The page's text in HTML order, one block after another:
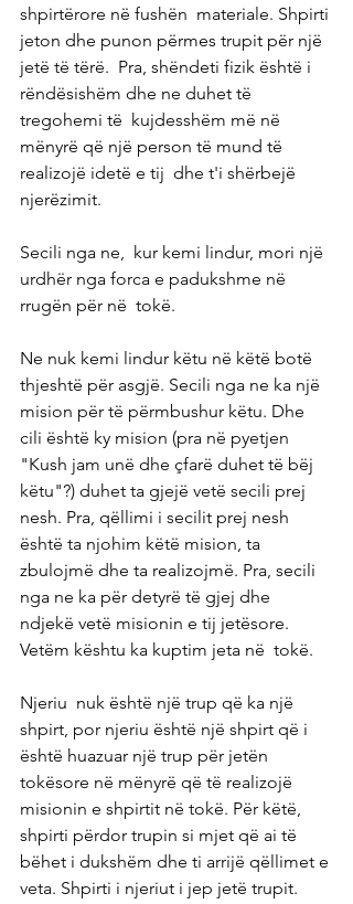
shpirtërore në fushën  materiale. Shpirti
jeton dhe punon përmes trupit për një
jetë të tërë.  Pra, shëndeti fizik është i
rëndësishëm dhe ne duhet të
tregohemi të  kujdesshëm më në
mënyrë që një person të mund të
realizojë idetë e tij  dhe t'i shërbejë
njerëzimit.
Secili nga ne,  kur kemi lindur, mori një
urdhër nga forca e padukshme në
rrugën për në  tokë.
Ne nuk kemi lindur këtu në këtë botë
thjeshtë për asgjë. Secili nga ne ka një
mision për të përmbushur këtu. Dhe
cili është ky mision (pra në pyetjen
"Kush jam unë dhe çfarë duhet të bëj
këtu"?) duhet ta gjejë vetë secili prej
nesh. Pra, qëllimi i secilit prej nesh
është ta njohim këtë mision, ta
zbulojmë dhe ta realizojmë. Pra, secili
nga ne ka për detyrë të gjej dhe
ndjekë vetë misionin e tij jetësore.
Vetëm kështu ka kuptim jeta në  tokë.
Njeriu  nuk është një trup që ka një
shpirt, por njeriu është një shpirt që i
është huazuar një trup për jetën
tokësore në mënyrë që të realizojë
misionin e shpirtit në tokë. Për këtë,
shpirti përdor trupin si mjet që ai të
bëhet i dukshëm dhe ti arrijë qëllimet e
veta. Shpirti i njeriut i jep jetë trupit.